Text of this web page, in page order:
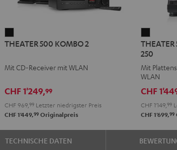
500
2
THEATER 500 KOMBO 2
Mit CD-Receiver mit WLAN
CHF 1'249,99
CHF 969, 99Letzter niedrigster Preis
CHF 1'449,99Originalpreis
500
KOMBO
2
VINYL
250
Schwarz
250
Mit
WLAN
CHF
CHF 1'149, 99
CHF 1'699,99
TECHNISCHE DATEN